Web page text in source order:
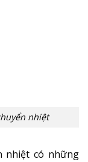
nhiệt
nhiệt có những